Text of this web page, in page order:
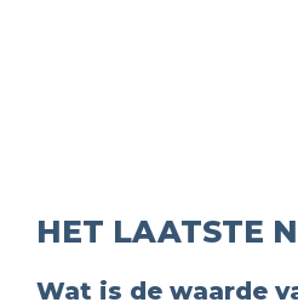
HET LAATSTE
Wat is de waarde